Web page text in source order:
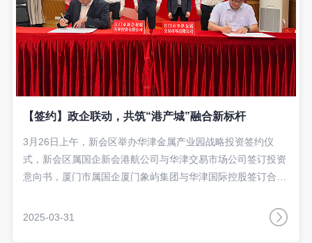
【签约】政企联动，共筑“港产城”融合新标杆
3月26日上午，新会区举办华津金属产业园战略投资签约仪
式，新会区属国企新会港航公司与华津交易市场公司签订投资
意向书，厦门市属国企厦门象屿集团与华津国际控股签订合作
动“港产城”联动发展。新会区委副书记、区长刘兵，区委常
2025-03-31